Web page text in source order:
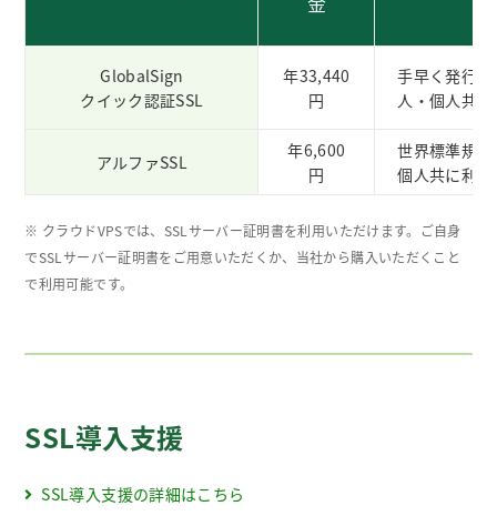
GlobalSign
クイック認証SSL
年33,440
円
手早く発行
人・個人共
アルファSSL
年6,600
円
世界標準規
個人共に利
※ クラウドVPSでは、SSLサーバー証明書を利用いただけます。ご自身
でSSLサーバー証明書をご用意いただくか、当社から購入いただくこと
で利用可能です。
SSL導入支援
SSL導入支援の詳細はこちら